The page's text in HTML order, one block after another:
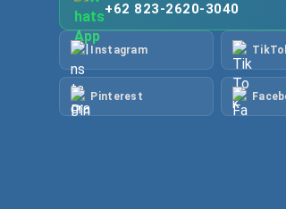
+62 823-2620-3040
Instagram
Pinterest